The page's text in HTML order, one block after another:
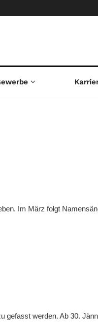
Im März folgt
gefasst werden. Ab 30.